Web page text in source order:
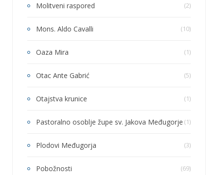
Molitveni raspored (2)
Mons. Aldo Cavalli (10)
Oaza Mira (1)
Otac Ante Gabrić (5)
Otajstva krunice (1)
Pastoralno osoblje župe sv. Jakova Međugorje (1)
Plodovi Međugorja (3)
Pobožnosti (69)